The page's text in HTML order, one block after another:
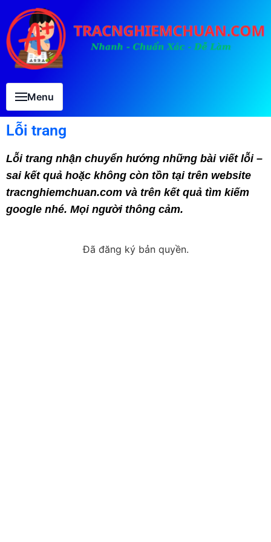
Menu
Lỗi trang
Lỗi trang nhận chuyển hướng những bài viết lỗi –
sai kết quả hoặc không còn tồn tại trên website
tracnghiemchuan.com và trên kết quả tìm kiếm
google nhé. Mọi người thông cảm.
Đã đăng ký bản quyền.